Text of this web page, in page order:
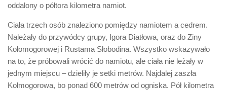
oddalony o półtora kilometra namiot.
Ciała trzech osób znaleziono pomiędzy namiotem a cedrem.
Należały do przywódcy grupy, Igora Diatłowa, oraz do Ziny
Kołomogorowej i Rustama Słobodina. Wszystko wskazywało
na to, że próbowali wrócić do namiotu, ale ciała nie leżały w
jednym miejscu – dzieliły je setki metrów. Najdalej zaszła
Kołmogorowa, bo ponad 600 metrów od ogniska. Pół kilometra